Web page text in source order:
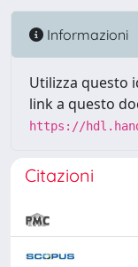
Informazioni
Utilizza questo
link a questo
https://
Citazioni